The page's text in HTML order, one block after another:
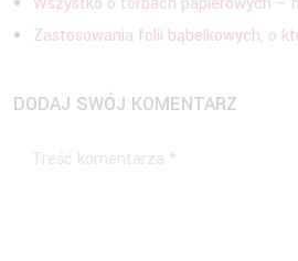
Zastosowania folii bąbelkowych, o
DODAJ SWÓJ KOMENTARZ